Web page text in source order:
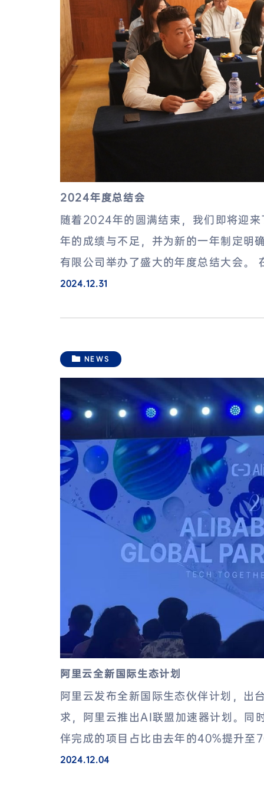
2024年度总结会
随着2024年的圆满结束，我们即将迎
年的成绩与不足，并为新的一年制定明
有限公司举办了盛大的年度总结大会
2024.12.31
NEWS
阿里云全新国际生态计划
阿里云发布全新国际生态伙伴计划，出
求，阿里云推出AI联盟加速器计划。同
伴完成的项目占比由去年的40%提升
2024.12.04